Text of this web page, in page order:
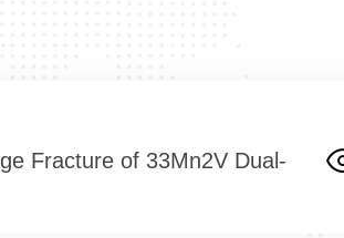
Fracture of 33Mn2V Dual-